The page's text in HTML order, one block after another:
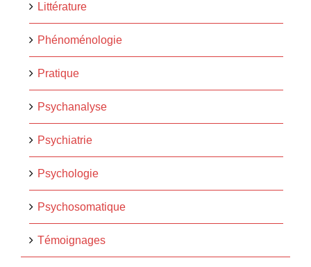
Littérature
Phénoménologie
Pratique
Psychanalyse
Psychiatrie
Psychologie
Psychosomatique
Témoignages